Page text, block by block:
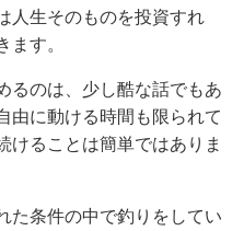
人生そのものを投資すれ
ます。
るのは、少し酷な話でもあ
由に動ける時間も限られて
けることは簡単ではありま
た条件の中で釣りをしてい